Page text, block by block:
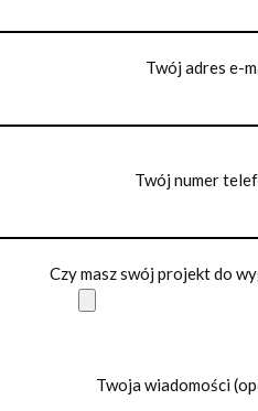
Twój adres e-
Twój numer
Czy masz swój projekt do
Twoja wiadomości